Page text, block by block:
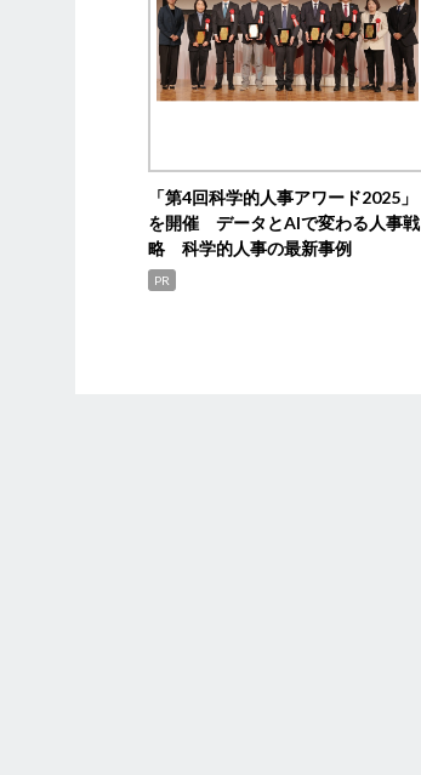
「第4回科学的人事アワード2025」
を開催 データとAIで変わる人事戦
略 科学的人事の最新事例
PR